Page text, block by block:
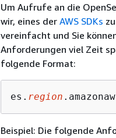
Um Aufrufe an die
wir, eines der AWS SDKs
vereinfacht und Sie
Anforderungen viel Zeit
folgende Format:
es. region
Beispiel: Die folgende